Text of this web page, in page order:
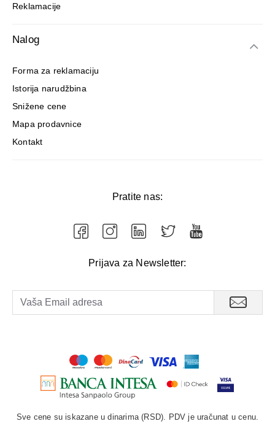
Reklamacije
Nalog
Forma za reklamaciju
Istorija narudžbina
Snižene cene
Mapa prodavnice
Kontakt
Pratite nas:
Prijava za Newsletter:
Sve cene su iskazane u dinarima (RSD). PDV je uračunat u cenu.